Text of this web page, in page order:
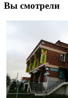
Вы смотрели